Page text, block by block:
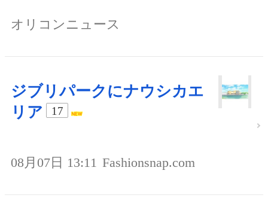
オリコンニュース
ジブリパークにナウシカエ
リア
17
08月07日 13:11 Fashionsnap.com